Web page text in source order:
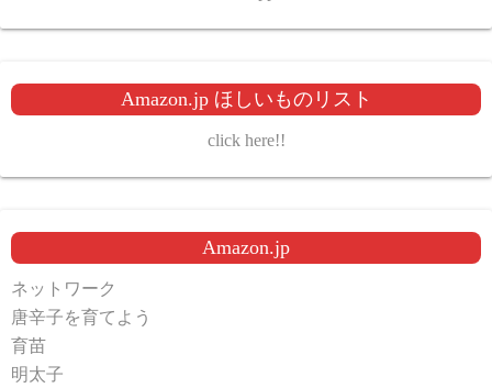
Amazon.jp ほしいものリスト
click here!!
Amazon.jp
ネットワーク
唐辛子を育てよう
育苗
明太子